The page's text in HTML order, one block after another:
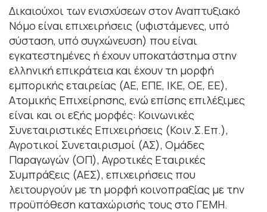
Δικαιούχοι των ενισχύσεων στον Αναπτυξιακό
Νόμο είναι επιχειρήσεις (υφιστάμενες, υπό
σύσταση, υπό συγχώνευση) που είναι
εγκατεστημένες ή έχουν υποκατάστημα στην
ελληνική επικράτεια και έχουν τη μορφή
εμπορικής εταιρείας (ΑΕ, ΕΠΕ, ΙΚΕ, ΟΕ, ΕΕ),
Ατομικής Επιχείρησης, ενώ επίσης επιλέξιμες
είναι και οι εξής μορφές: Κοινωνικές
Συνεταιριστικές Επιχειρήσεις (Κοιν.Σ.Επ.),
Αγροτικοί Συνεταιρισμοί (ΑΣ), Ομάδες
Παραγωγών (ΟΠ), Αγροτικές Εταιρικές
Συμπράξεις (ΑΕΣ), επιχειρήσεις που
λειτουργούν με τη μορφή κοινοπραξίας με την
προϋπόθεση καταχώρισής τους στο ΓΕΜΗ.